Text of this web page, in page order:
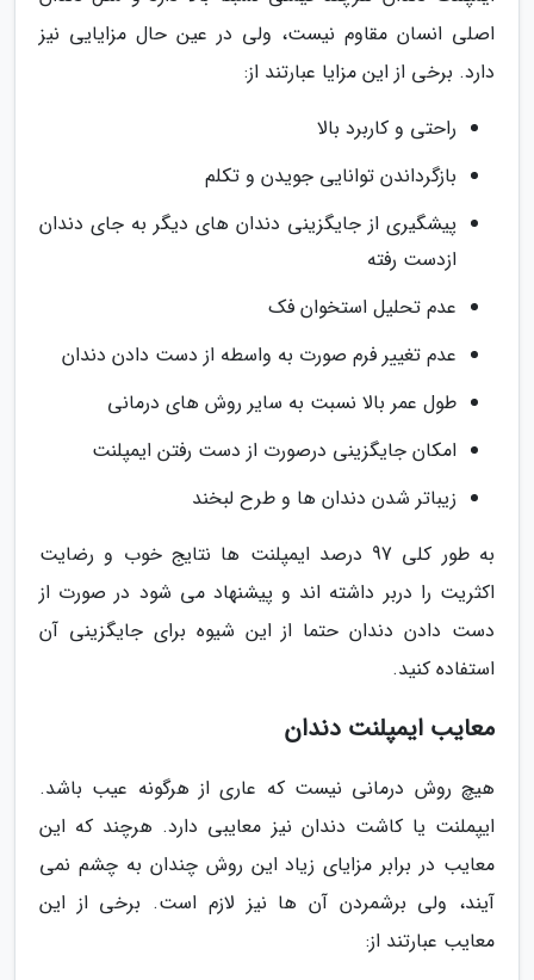
اصلی انسان مقاوم نیست، ولی در عین حال مزایایی نیز
دارد. برخی از این مزایا عبارتند از:
راحتی و کاربرد بالا
بازگرداندن توانایی جویدن و تکلم
پیشگیری از جایگزینی دندان های دیگر به جای دندان
ازدست رفته
عدم تحلیل استخوان فک
عدم تغییر فرم صورت به واسطه از دست دادن دندان
طول عمر بالا نسبت به سایر روش های درمانی
امکان جایگزینی درصورت از دست رفتن ایمپلنت
زیباتر شدن دندان ها و طرح لبخند
به طور کلی 97 درصد ایمپلنت ها نتایج خوب و رضایت
اکثریت را دربر داشته اند و پیشنهاد می شود در صورت از
دست دادن دندان حتما از این شیوه برای جایگزینی آن
استفاده کنید.
معایب ایمپلنت دندان
هیچ روش درمانی نیست که عاری از هرگونه عیب باشد.
ایپملنت یا کاشت دندان نیز معایبی دارد. هرچند که این
معایب در برابر مزایای زیاد این روش چندان به چشم نمی
آیند، ولی برشمردن آن ها نیز لازم است. برخی از این
معایب عبارتند از: